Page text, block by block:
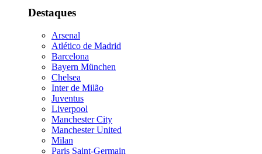
Destaques
Arsenal
Atlético de Madrid
Barcelona
Bayern München
Chelsea
Inter de Milão
Juventus
Liverpool
Manchester City
Manchester United
Milan
Paris Saint-Germain